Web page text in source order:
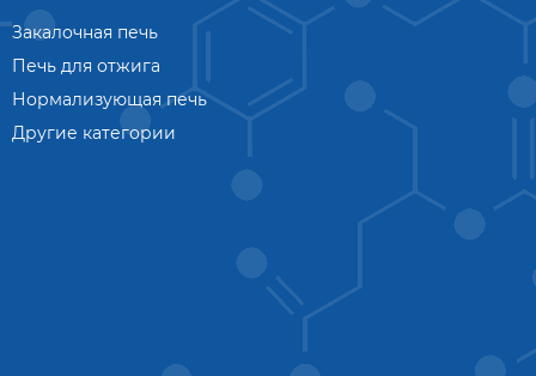
Закалочная печь
Печь для отжига
Нормализующая печь
Другие категории